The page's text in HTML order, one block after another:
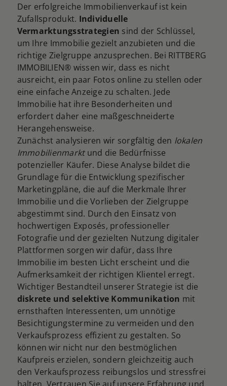
Der erfolgreiche Immobilienverkauf ist kein
Zufallsprodukt. Individuelle
Vermarktungsstrategien sind der Schlüssel,
um Ihre Immobilie gezielt anzubieten und die
richtige Zielgruppe anzusprechen. Bei RITTBERG
IMMOBILIEN® wissen wir, dass es nicht
ausreicht, ein paar Fotos online zu stellen oder
eine einfache Anzeige zu schalten. Jede
Immobilie hat ihre Besonderheiten und
erfordert daher eine maßgeschneiderte
Herangehensweise.
Zunächst analysieren wir sorgfältig den lokalen
Immobilienmarktund die Bedürfnisse
potenzieller Käufer. Diese Analyse bildet die
Grundlage für die Entwicklung spezifischer
Marketingpläne, die auf die Merkmale Ihrer
Immobilie und die Vorlieben der Zielgruppe
abgestimmt sind. Durch den Einsatz von
hochwertigen Exposés, professioneller
Fotografie und der gezielten Nutzung digitaler
Plattformen sorgen wir dafür, dass Ihre
Immobilie im besten Licht erscheint und die
Aufmerksamkeit der richtigen Klientel erregt.
Wichtiger Bestandteil unserer Strategie ist die
diskrete und selektive Kommunikation mit
ernsthaften Interessenten, um unnötige
Besichtigungstermine zu vermeiden und den
Verkaufsprozess effizient zu gestalten. So
können wir nicht nur den bestmöglichen
Kaufpreis erzielen, sondern gleichzeitig auch
den Verkaufsprozess reibungslos und stressfrei